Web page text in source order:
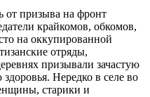
от призыва на фронт
крайкомов, обкомов,
на оккупированной
отряды,
призывали зачастую
Нередко в селе во
старики и